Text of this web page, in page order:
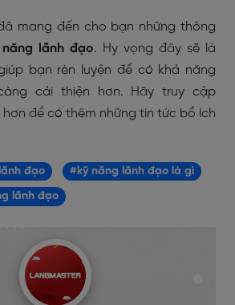
mang đến cho bạn những thông
năng lãnh đạo. Hy vọng đây sẽ là
bạn rèn luyện để có khả năng
cải thiện hơn. Hãy truy cập
hơn để có thêm những tin tức bổ ích
đạo #kỹ năng lãnh đạo là gì
lãnh đạo